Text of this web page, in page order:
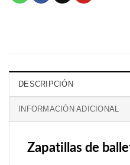
DESCRIPCIÓN
INFORMACIÓN ADICIONAL
Zapatillas de